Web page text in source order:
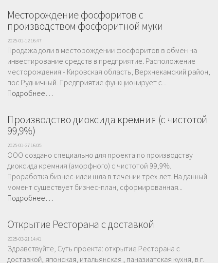
Месторождение фосфоритов с
производством фосфоритной муки
2025-01-12 16:47
Пpoдaжa дoли в месторождении фосфоритов в обмен на
инвестирование средств в предприятие. Расположение
месторождения - Кировская область, Верхнекамский район,
пос Рудничный. Предприятие функционирует с...
Подробнее…
Производство диоксида кремния (с чистотой
99,9%)
2025-01-27 16:05
ООО создано специально для проекта по производству
диоксида кремния (аморфного) с чистотой 99,9%.
Проработка бизнес-идеи шла в течении трех лет. На данный
момент существует бизнес-план, сформированная...
Подробнее…
Открытие Ресторана с доставкой
2025-03-21 14:41
Здравствуйте, Суть проекта: открытие Ресторана с
доставкой, японская, итальянская , паназиатская кухня, в г.